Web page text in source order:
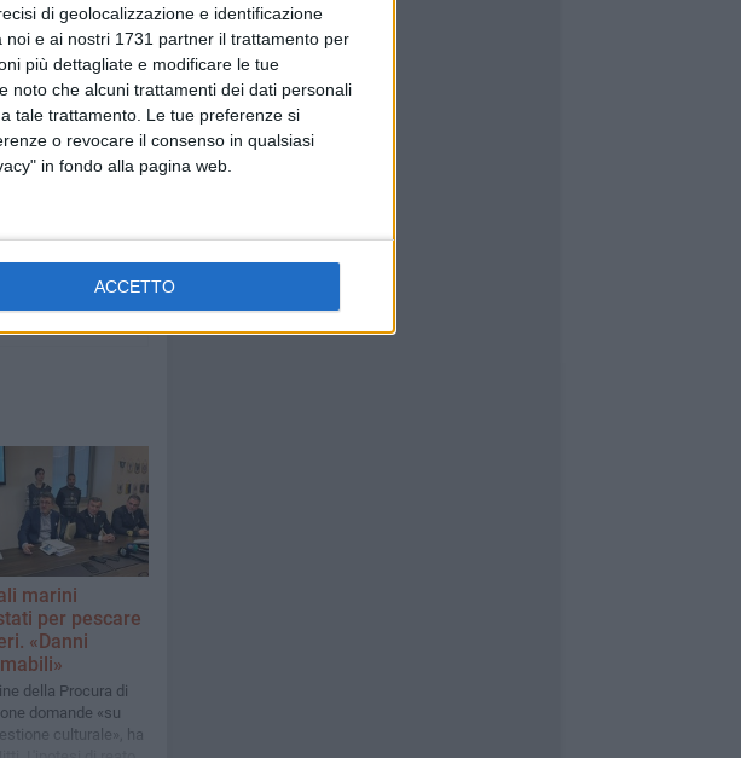
di geolocalizzazione e identificazione
e ai nostri 1731 partner il trattamento per
più dettagliate e modificare le tue
noto che alcuni trattamenti dei dati personali
tale trattamento. Le tue preferenze si
o revocare il consenso in qualsiasi
in fondo alla pagina web.
ACCETTO
e
Comandante
marini
per pescare
«Danni
della Procura di
domande «su
culturale», ha